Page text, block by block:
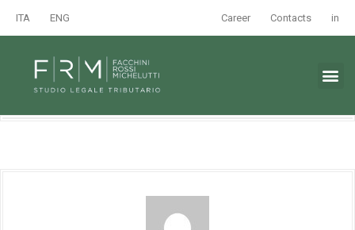
ITA ENG Career Contacts in